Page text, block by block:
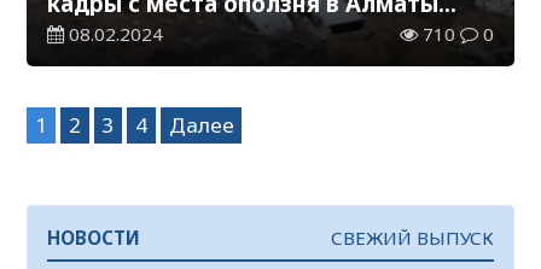
(ВИДЕО)
08.02.2024 710 0
Навигация
записям
1 2 3 4 Далее
НОВОСТИ СВЕЖИЙ ВЫПУСК